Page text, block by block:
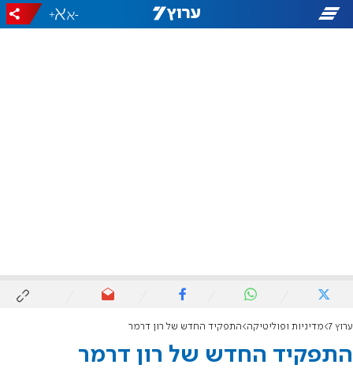
-
+
ערוץ 7 מדיניות ופוליטיקה התפקיד החדש של רון דרמר
התפקיד החדש של רון דרמר